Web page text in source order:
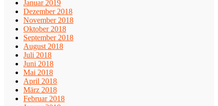
Januar 2019
Dezember 2018
November 2018
Oktober 2018
September 2018
August 2018
Juli 2018
Juni 2018
Mai 2018
April 2018
März 2018
Februar 2018